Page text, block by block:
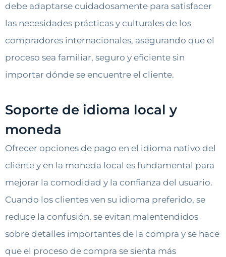
debe adaptarse cuidadosamente para satisfacer
las necesidades prácticas y culturales de los
compradores internacionales, asegurando que el
proceso sea familiar, seguro y eficiente sin
importar dónde se encuentre el cliente.
Soporte de idioma local y
moneda
Ofrecer opciones de pago en el idioma nativo del
cliente y en la moneda local es fundamental para
mejorar la comodidad y la confianza del usuario.
Cuando los clientes ven su idioma preferido, se
reduce la confusión, se evitan malentendidos
sobre detalles importantes de la compra y se hace
que el proceso de compra se sienta más